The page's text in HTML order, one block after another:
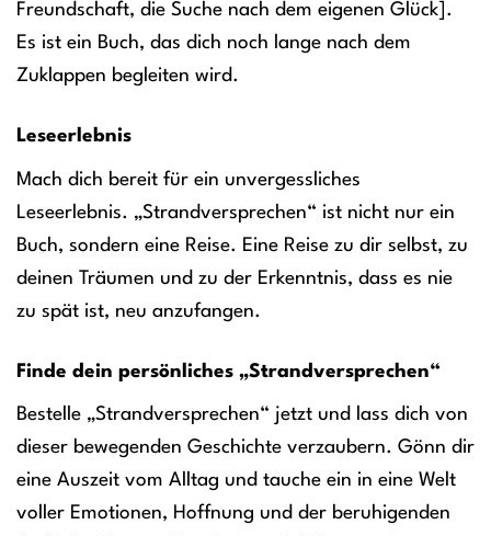
Freundschaft, die Suche nach dem eigenen Glück].
Es ist ein Buch, das dich noch lange nach dem
Zuklappen begleiten wird.
Leseerlebnis
Mach dich bereit für ein unvergessliches
Leseerlebnis. „Strandversprechen“ ist nicht nur ein
Buch, sondern eine Reise. Eine Reise zu dir selbst, zu
deinen Träumen und zu der Erkenntnis, dass es nie
zu spät ist, neu anzufangen.
Finde dein persönliches „Strandversprechen“
Bestelle „Strandversprechen“ jetzt und lass dich von
dieser bewegenden Geschichte verzaubern. Gönn dir
eine Auszeit vom Alltag und tauche ein in eine Welt
voller Emotionen, Hoffnung und der beruhigenden